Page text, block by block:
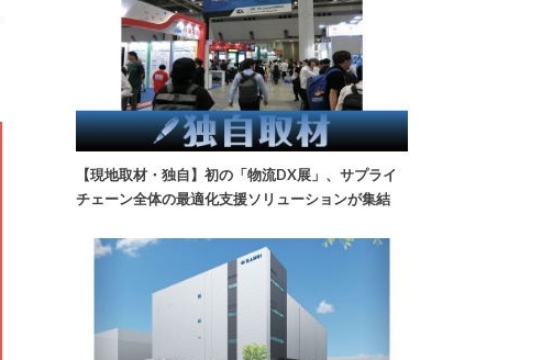
【現地取材・独自】初の「物流DX展」、サプライ
チェーン全体の最適化支援ソリューションが集結